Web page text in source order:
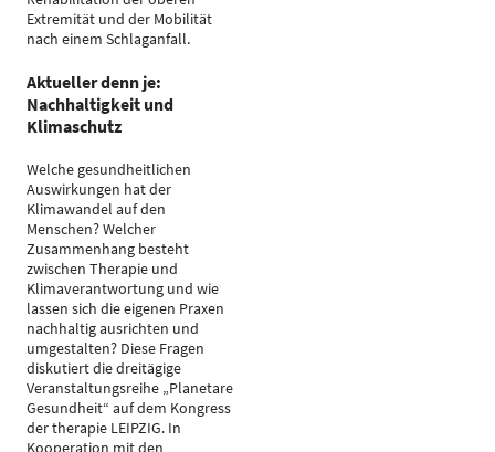
Extremität und der Mobilität
nach einem Schlaganfall.
Aktueller denn je:
Nachhaltigkeit und
Klimaschutz
Welche gesundheitlichen
Auswirkungen hat der
Klimawandel auf den
Menschen? Welcher
Zusammenhang besteht
zwischen Therapie und
Klimaverantwortung und wie
lassen sich die eigenen Praxen
nachhaltig ausrichten und
umgestalten? Diese Fragen
diskutiert die dreitägige
Veranstaltungsreihe „Planetare
Gesundheit“ auf dem Kongress
der therapie LEIPZIG. In
Kooperation mit den